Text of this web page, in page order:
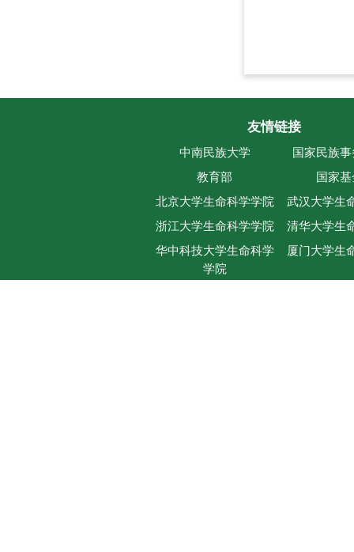
友情链接
中南民族大学
国家民族
教育部
国家
北京大学生命科学学院
武汉大学生
浙江大学生命科学学院
清华大学生
华中科技大学生命科学
学院
厦门大学生